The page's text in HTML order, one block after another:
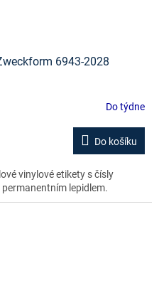
6943-2028
Do týdne
Do košíku
vinylové etikety s čísly
lepidlem.